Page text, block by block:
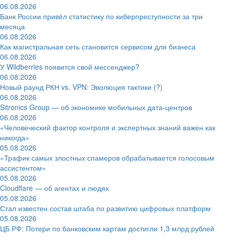
06.08.2026
Банк России привёл статистику по киберпреступности за три
месяца
06.08.2026
Как магистральная сеть становится сервисом для бизнеса
06.08.2026
У Wildberries появится свой мессенджер?
06.08.2026
Новый раунд РКН vs. VPN: Эволюция тактики (?)
06.08.2026
Sitronics Group — об экономике мобильных дата-центров
06.08.2026
«Человеческий фактор контроля и экспертных знаний важен как
никогда»
05.08.2026
«Трафик самых злостных спамеров обрабатывается голосовым
ассистентом»
05.08.2026
Cloudflare — об агентах и людях
05.08.2026
Стал известен состав штаба по развитию цифровых платформ
05.08.2026
ЦБ РФ: Потери по банковским картам достигли 1,3 млрд рублей